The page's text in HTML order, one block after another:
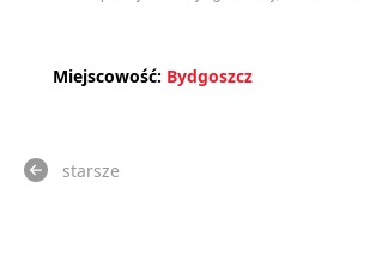
Miejscowość: Bydgoszcz
starsze